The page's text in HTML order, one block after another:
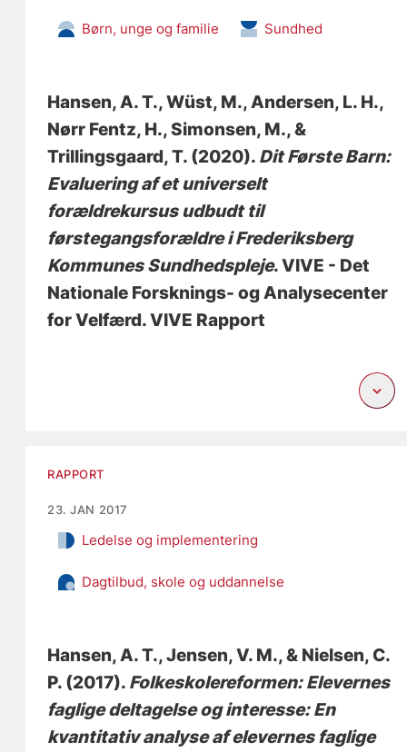
Børn, unge og familie Sundhed
Hansen, A. T., Wüst, M., Andersen, L. H.,
Nørr Fentz, H., Simonsen, M., &
Trillingsgaard, T. (2020). Dit Første Barn:
Evaluering af et universelt
forældrekursus udbudt til
førstegangsforældre i Frederiksberg
Kommunes Sundhedspleje. VIVE - Det
Nationale Forsknings- og Analysecenter
for Velfærd. VIVE Rapport
RAPPORT
23. JAN 2017
Ledelse og implementering
Dagtilbud, skole og uddannelse
Hansen, A. T., Jensen, V. M., & Nielsen, C.
P. (2017). Folkeskolereformen: Elevernes
faglige deltagelse og interesse: En
kvantitativ analyse af elevernes faglige